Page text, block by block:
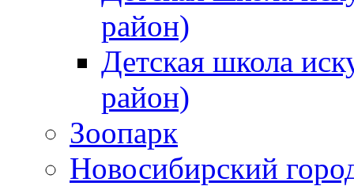
район)
Детская школа
район)
Зоопарк
Новосибирский